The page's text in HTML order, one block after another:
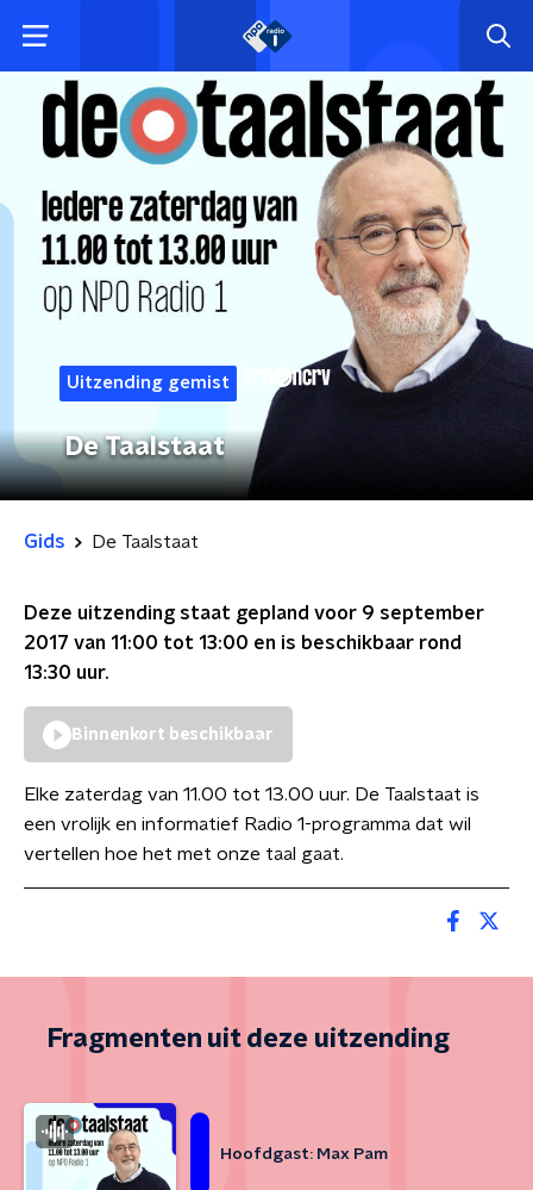
Uitzending gemist
De Taalstaat
Gids De Taalstaat
Deze uitzending staat gepland voor 9 september
2017 van 11:00 tot 13:00 en is beschikbaar rond
13:30 uur.
Binnenkort beschikbaar
Elke zaterdag van 11.00 tot 13.00 uur. De Taalstaat is
een vrolijk en informatief Radio 1-programma dat wil
vertellen hoe het met onze taal gaat.
Fragmenten uit deze uitzending
Hoofdgast: Max Pam